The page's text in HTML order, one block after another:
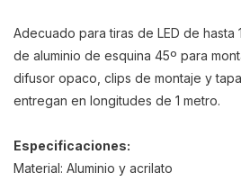
Adecuado para tiras de LED de hasta
de aluminio de esquina 45º para
difusor opaco, clips de montaje y
entregan en longitudes de 1 metro.
Especificaciones:
Material: Aluminio y acrilato